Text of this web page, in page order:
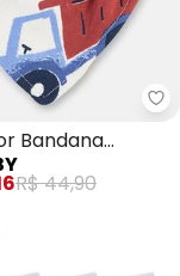
Bandana
Bandana
Estampado
R$ 44,90